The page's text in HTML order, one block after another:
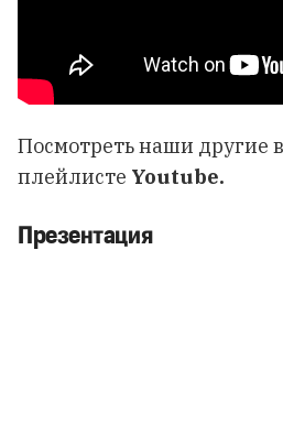
Посмотреть наши другие
плейлисте Youtube.
Презентация